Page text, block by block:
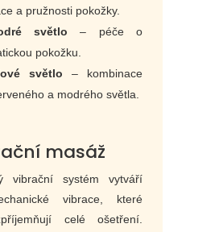
a pružnosti pokožky.
světlo – péče o
pokožku.
světlo – kombinace
a modrého světla.
masáž
vibrační systém vytváří
vibrace, které
celé ošetření.